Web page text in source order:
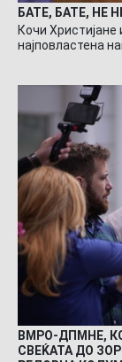
БАТЕ, БАТЕ, НЕ
Кочи
најповластена
ВМРО-ДПМНЕ,
СВЕЌАТА ДО